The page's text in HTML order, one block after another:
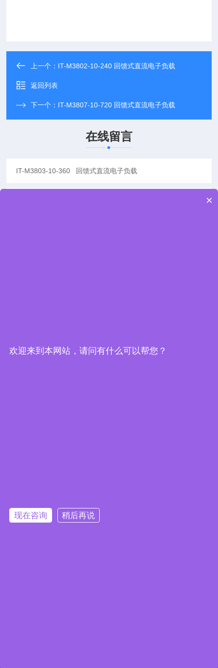
上一个： IT-M3802-10-240 回馈式直流电子负载
返回列表
下一个： IT-M3807-10-720 回馈式直流电子负载
在线留言
×
欢迎来到本网站，请问有什么可以帮您？
现在咨询 稍后再说